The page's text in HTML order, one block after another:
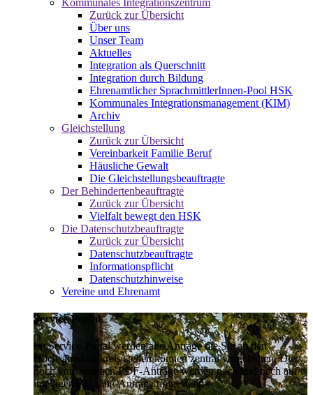
Zurück zur Übersicht
Über uns
Unser Team
Aktuelles
Integration als Querschnitt
Integration durch Bildung
Ehrenamtlicher SprachmittlerInnen-Pool HSK
Kommunales Integrationsmanagement (KIM)
Archiv
Gleichstellung
Zurück zur Übersicht
Vereinbarkeit Familie Beruf
Häusliche Gewalt
Die Gleichstellungsbeauftragte
Der Behindertenbeauftragte
Zurück zur Übersicht
Vielfalt bewegt den HSK
Die Datenschutzbeauftragte
Zurück zur Übersicht
Datenschutzbeauftragte
Informationspflicht
Datenschutzhinweise
Vereine und Ehrenamt
Service-Portal
Im Service-Portal werden alle Anträge die Sie an den
Hochsauerlandkreis stellen können zentral vorgehalten. Die
noch vorhandenen PDF-Anträge werden nach und nach auf
intelligente Online-Anträge umgestellt.